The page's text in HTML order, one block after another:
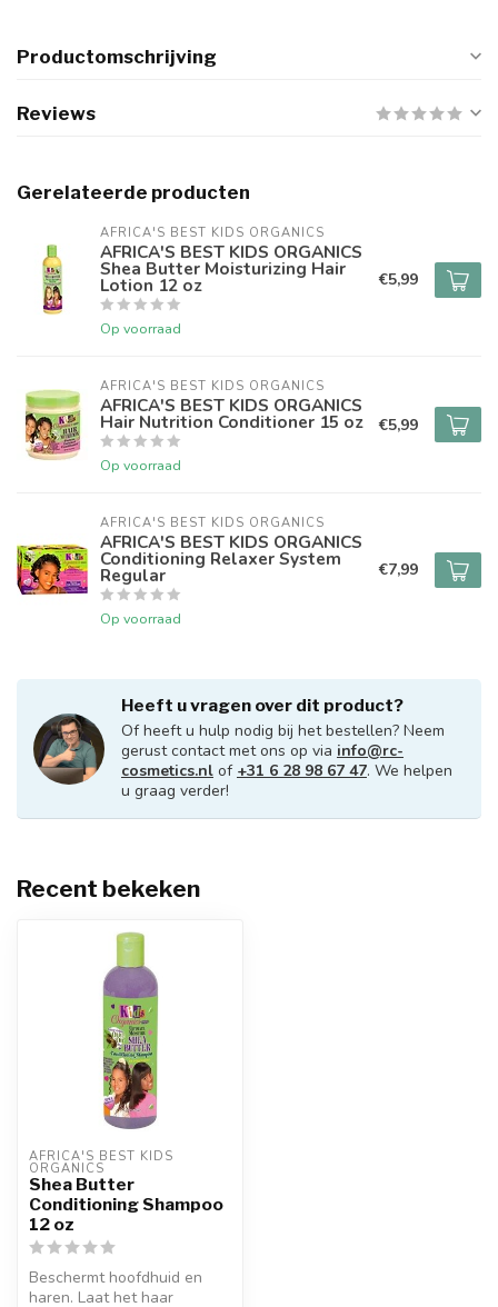
Productomschrijving
Reviews
Gerelateerde producten
AFRICA'S BEST KIDS ORGANICS
AFRICA'S BEST KIDS ORGANICS
Shea Butter Moisturizing Hair
Lotion 12 oz
Op voorraad
€5,99
AFRICA'S BEST KIDS ORGANICS
AFRICA'S BEST KIDS ORGANICS
Hair Nutrition Conditioner 15 oz
Op voorraad
€5,99
AFRICA'S BEST KIDS ORGANICS
AFRICA'S BEST KIDS ORGANICS
Conditioning Relaxer System
Regular
Op voorraad
€7,99
Heeft u vragen over dit product?
Of heeft u hulp nodig bij het bestellen? Neem
gerust contact met ons op via info@rc-
cosmetics.nl of +31 6 28 98 67 47. We helpen
u graag verder!
Recent bekeken
AFRICA'S BEST KIDS
ORGANICS
Shea Butter
Conditioning Shampoo
12 oz
Beschermt hoofdhuid en
haren. Laat het haar